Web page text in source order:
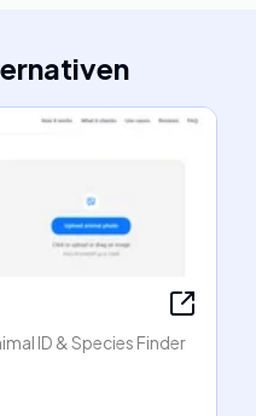
ID & Species Finder